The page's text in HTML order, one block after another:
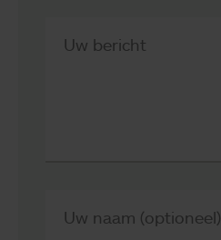
Uw bericht
Uw naam (optioneel)